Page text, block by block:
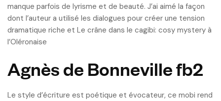
manque parfois de lyrisme et de beauté. J’ai aimé la façon
dont l’auteur a utilisé les dialogues pour créer une tension
dramatique riche et Le crâne dans le cagibi: cosy mystery à
l’Oléronaise
Agnès de Bonneville fb2
Le style d’écriture est poétique et évocateur, ce mobi rend